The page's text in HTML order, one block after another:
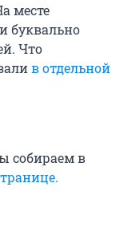
месте
буквально
Что
в отдельной
собираем в